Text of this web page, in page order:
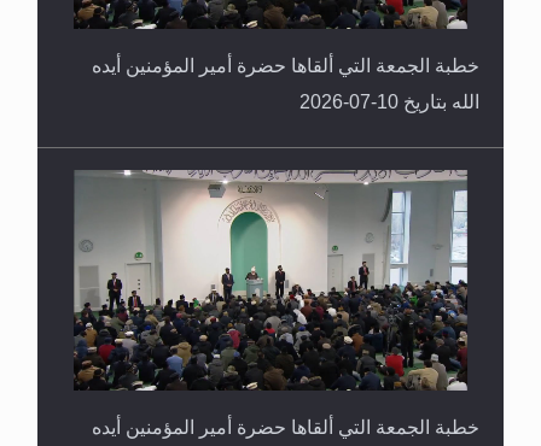
خطبة الجمعة التي ألقاها حضرة أمير المؤمنين أيده
الله بتاريخ 10-07-2026
خطبة الجمعة التي ألقاها حضرة أمير المؤمنين أيده